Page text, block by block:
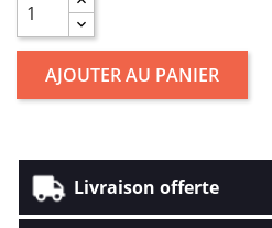
AJOUTER AU PANIER
Livraison offerte